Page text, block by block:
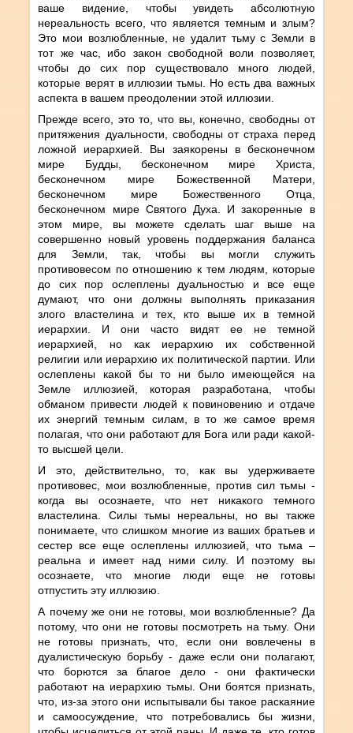
ваше видение, чтобы увидеть абсолютную
нереальность всего, что является темным и злым?
Это мои возлюбленные, не удалит тьму с Земли в
тот же час, ибо закон свободной воли позволяет,
чтобы до сих пор существовало много людей,
которые верят в иллюзии тьмы. Но есть два важных
аспекта в вашем преодолении этой иллюзии.
Прежде всего, это то, что вы, конечно, свободны от
притяжения дуальности, свободны от страха перед
ложной иерархией. Вы заякорены в бесконечном
мире Будды, бесконечном мире Христа,
бесконечном мире Божественной Матери,
бесконечном мире Божественного Отца,
бесконечном мире Святого Духа. И закоренные в
этом мире, вы можете сделать шаг выше на
совершенно новый уровень поддержания баланса
для Земли, так, чтобы вы могли служить
противовесом по отношению к тем людям, которые
до сих пор ослеплены дуальностью и все еще
думают, что они должны выполнять приказания
злого властелина и тех, кто выше их в темной
иерархии. И они часто видят ее не темной
иерархией, но как иерархию их собственной
религии или иерархию их политической партии. Или
ослеплены какой бы то ни было имеющейся на
Земле иллюзией, которая разработана, чтобы
обманом привести людей к повиновению и отдаче
их энергий темным силам, в то же самое время
полагая, что они работают для Бога или ради какой-
то высшей цели.
И это, действительно, то, как вы удерживаете
противовес, мои возлюбленные, против сил тьмы -
когда вы осознаете, что нет никакого темного
властелина. Силы тьмы нереальны, но вы также
понимаете, что слишком многие из ваших братьев и
сестер все еще ослеплены иллюзией, что тьма –
реальна и имеет над ними силу. И поэтому вы
осознаете, что многие люди еще не готовы
отпустить эту иллюзию.
А почему же они не готовы, мои возлюбленные? Да
потому, что они не готовы посмотреть на тьму. Они
не готовы признать, что, если они вовлечены в
дуалистическую борьбу - даже если они полагают,
что борются за благое дело - они фактически
работают на иерархию тьмы. Они боятся признать,
что, из-за этого они испытывали бы такое раскаяние
и самоосуждение, что потребовались бы жизни,